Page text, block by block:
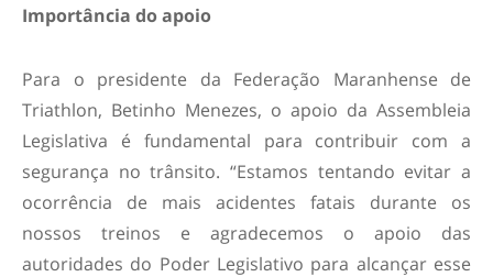
Importância do apoio
Para o presidente da Federação Maranhense de
Triathlon, Betinho Menezes, o apoio da Assembleia
Legislativa é fundamental para contribuir com a
segurança no trânsito. “Estamos tentando evitar a
ocorrência de mais acidentes fatais durante os
nossos treinos e agradecemos o apoio das
autoridades do Poder Legislativo para alcançar esse